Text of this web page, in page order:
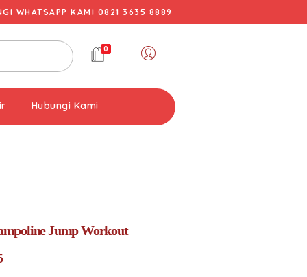
WHATSAPP KAMI 0821 3635 8889
0
Hubungi Kami
Jump Workout